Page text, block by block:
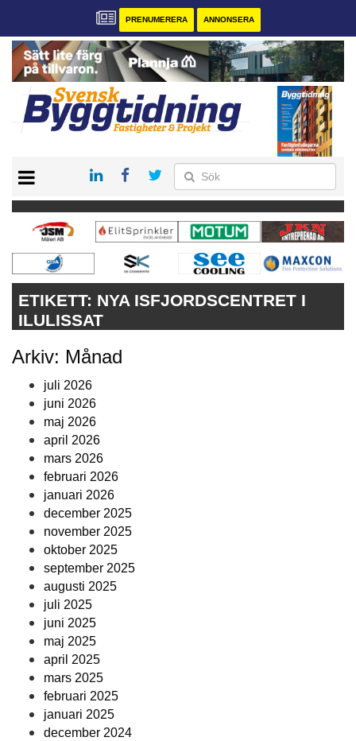
PRENUMERERA ANNONSERA
PRENUMERERA
VÅRA ANDRA MAGASIN
ANNONSERA
KONTAKT
ETIKETT: NYA ISFJORDSCENTRET I
ILULISSAT
Arkiv: Månad
juli 2026
juni 2026
maj 2026
april 2026
mars 2026
februari 2026
januari 2026
december 2025
november 2025
oktober 2025
september 2025
augusti 2025
juli 2025
juni 2025
maj 2025
april 2025
mars 2025
februari 2025
januari 2025
december 2024